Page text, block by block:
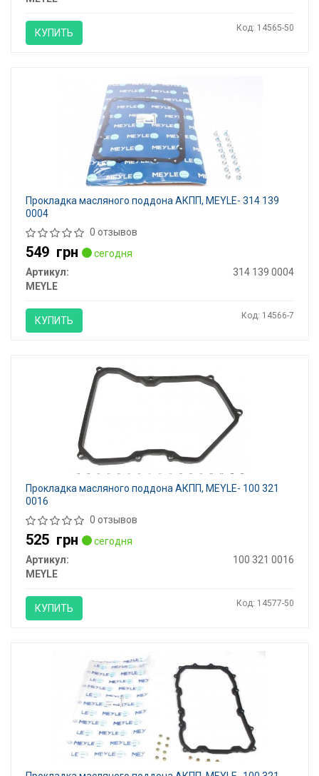
КУПИТЬ Код: 14565-50
Прокладка масляного поддона АКПП, MEYLE- 314 139
0004
0 отзывов
549 грн
сегодня
Артикул:
314 139 0004
MEYLE
КУПИТЬ Код: 14566-7
Прокладка масляного поддона АКПП, MEYLE- 100 321
0016
0 отзывов
525 грн
сегодня
Артикул:
100 321 0016
MEYLE
КУПИТЬ Код: 14577-50